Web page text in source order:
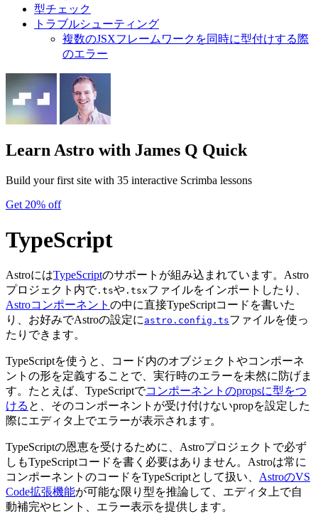
型チェック
トラブルシューティング
複数のJSXフレームワークを同時に型付けする際
のエラー
Learn Astro with James Q Quick
Build your first site with 35 interactive Scrimba lessons
Get 20% off
TypeScript
AstroにはTypeScriptのサポートが組み込まれています。Astro
プロジェクト内で.tsや .tsxファイルをインポートしたり、
Astroコンポーネント の中に直接TypeScriptコードを書いた
り、お好みでAstroの設定に astro.config.tsファイルを使っ
たりできます。
TypeScriptを使うと、コード内のオブジェクトやコンポーネ
ントの形を定義することで、実行時のエラーを未然に防げま
す。たとえば、TypeScriptでコンポーネントのpropsに型をつ
ける と、そのコンポーネントが受け付けないpropを設定した
際にエディタ上でエラーが表示されます。
TypeScriptの恩恵を受けるために、Astroプロジェクトで必ず
しもTypeScriptコードを書く必要はありません。Astroは常に
コンポーネントのコードをTypeScriptとして扱い、 AstroのVS
Code拡張機能が可能な限り型を推論して、エディタ上で自
動補完やヒント、エラー表示を提供します。